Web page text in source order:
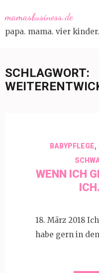
to
content
mamasbusiness.de
papa. mama. vier
SCHLAGWORT:
BABYPFLEGE,
WENN ICH
18. März 2018
habe gern in